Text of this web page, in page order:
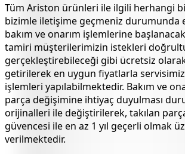
Tüm Ariston ürünleri ile ilgili herhangi
bizimle iletişime geçmeniz durumunda
bakım ve onarım işlemlerine
tamiri müşterilerimizin istekleri
gerçekleştirebileceği gibi ücretsiz
getirilerek en uygun fiyatlarla
işlemleri yapılabilmektedir. Bakım ve
parça değişimine ihtiyaç duyulması
orijinalleri ile değiştirilerek, takılan
güvencesi ile en az 1 yıl geçerli olmak
verilmektedir.